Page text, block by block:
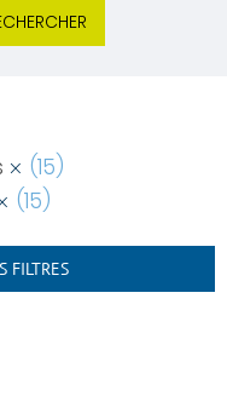
(15)
(15)
FILTRES